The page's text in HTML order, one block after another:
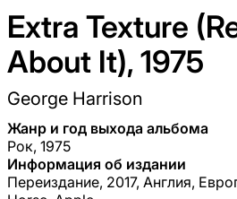
Extra Texture
About It), 1975
George Harrison
Жанр и год выхода альбома
Рок, 1975
Информация об издании
Переиздание, 2017, Англия,